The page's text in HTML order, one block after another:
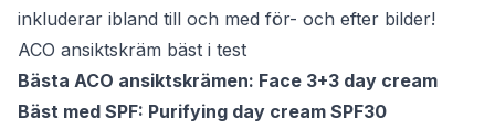
inkluderar ibland till och med för- och efter bilder!
ACO ansiktskräm bäst i test
Bästa ACO ansiktskrämen: Face 3+3 day cream
Bäst med SPF: Purifying day cream SPF30